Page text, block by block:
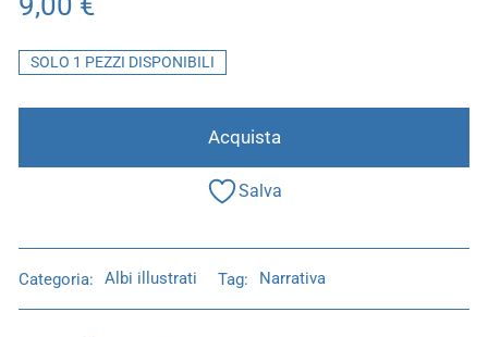
SOLO 1 PEZZI DISPONIBILI
Acquista
Salva
Categoria: Albi illustrati Tag: Narrativa